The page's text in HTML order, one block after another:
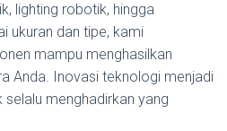
lighting robotik, hingga
ukuran dan tipe, kami
mampu menghasilkan
Anda. Inovasi teknologi menjadi
menghadirkan yang